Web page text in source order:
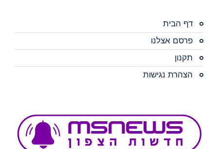
דף הבית
פרסם אצלנו
תקנון
הצהרת נגישות